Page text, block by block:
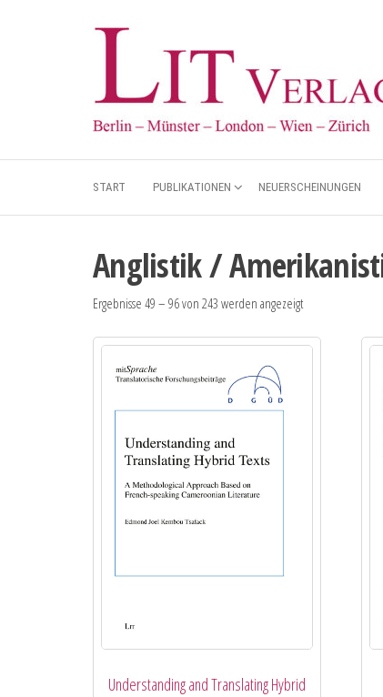
START PUBLIKATIONEN NEUERSCHEINUNGEN
Anglistik /
Ergebnisse 49 – 96 von 243 werden angezeigt
Understanding and Translating Hybrid